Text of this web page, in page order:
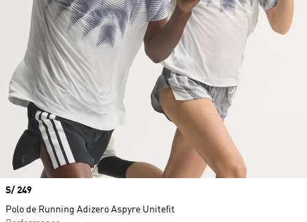
Precio
S/ 249
Polo de Running Adizero Aspyre Unitefit